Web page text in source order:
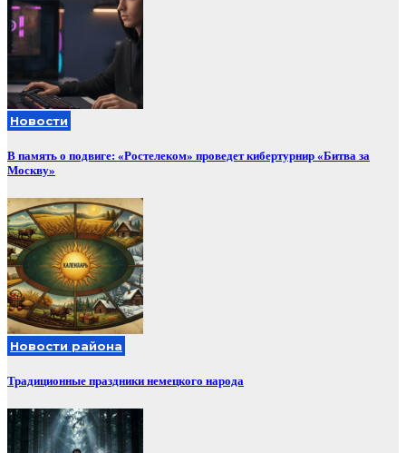
Новости
В память о подвиге: «Ростелеком» проведет кибертурнир «Битва за
Москву»
Новости района
Традиционные праздники немецкого народа